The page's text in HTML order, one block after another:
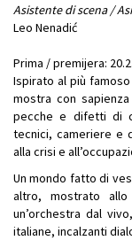
Asistente di scena /
Leo Nenadić
Prima / premijera:
Ispirato al più
mostra con
pecche e difetti di
tecnici, cameriere e
alla crisi e
Un mondo fatto di
altro, mostrato
un’orchestra dal
italiane, incalzanti